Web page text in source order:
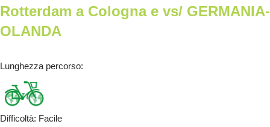
Rotterdam a Cologna e vs/ GERMANIA-
OLANDA
Lunghezza percorso:
Difficoltà: Facile